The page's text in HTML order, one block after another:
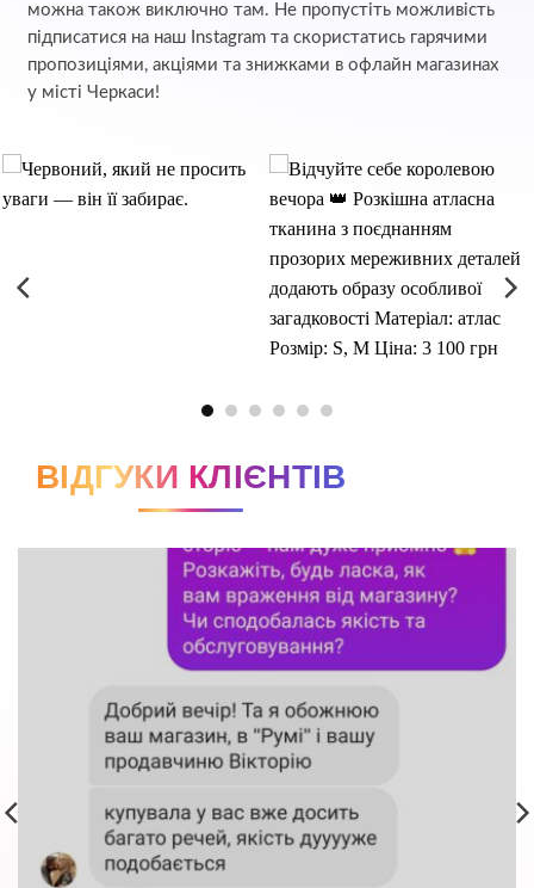
можна також виключно там. Не пропустіть можливість
підписатися на наш Instagram та скористатись гарячими
пропозиціями, акціями та знижками в офлайн магазинах
у місті Черкаси!
ВІДГУКИ КЛІЄНТІВ